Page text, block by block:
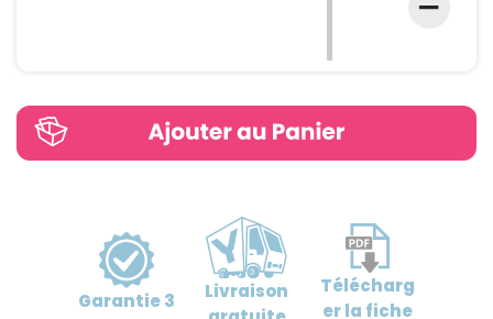
Garantie3
Livraison
Télécharg
erla fiche